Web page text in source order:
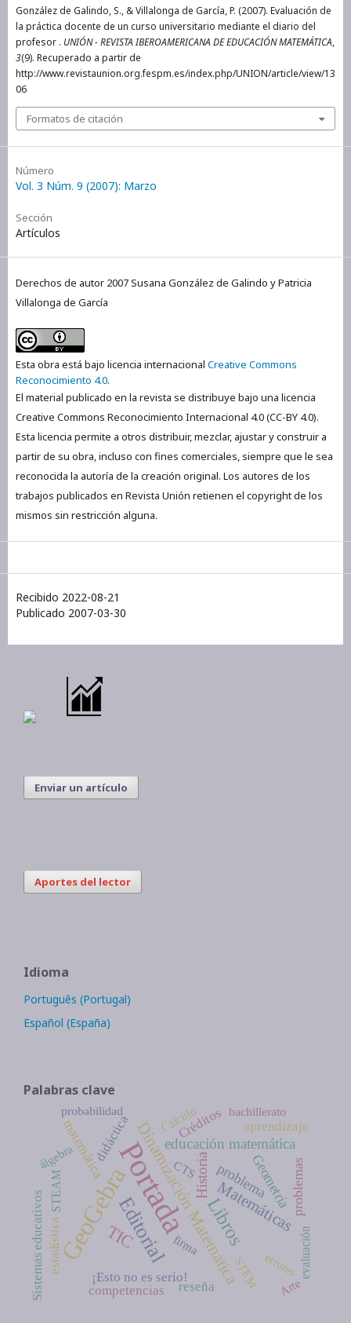
González de Galindo, S., & Villalonga de García, P. (2007). Evaluación de
la práctica docente de un curso universitario mediante el diario del
profesor . UNIÓN - REVISTA IBEROAMERICANA DE EDUCACIÓN MATEMÁTICA,
3(9). Recuperado a partir de
http://www.revistaunion.org.fespm.es/index.php/UNION/article/view/13
06
Formatos de citación
Número
Vol. 3 Núm. 9 (2007): Marzo
Sección
Artículos
Derechos de autor 2007 Susana González de Galindo y Patricia
Villalonga de García
Esta obra está bajo licencia internacional Creative Commons
Reconocimiento 4.0.
El material publicado en la revista se distribuye bajo una licencia
Creative Commons Reconocimiento Internacional 4.0 (CC-BY 4.0).
Esta licencia permite a otros distribuir, mezclar, ajustar y construir a
partir de su obra, incluso con fines comerciales, siempre que le sea
reconocida la autoría de la creación original. Los autores de los
trabajos publicados en Revista Unión retienen el copyright de los
mismos sin restricción alguna.
Recibido 2022-08-21
Publicado 2007-03-30
Enviar un artículo
Aportes del lector
Idioma
Português (Portugal)
Español (España)
Palabras clave
Portada
GeoGebraEditorial Libros
TICDinamización MatemáticaMatemáticas
educación matemática
Historia
matemática problemaGeometríaproblemas
estadística
¡Esto no es serio!
reseña
Créditos aprendizaje
didáctica
Sistemas educativos competencias
STEM
probabilidad
álgebra
bachillerato
errores
firma evaluación
Arte
Cálculo
CTS
STEAM